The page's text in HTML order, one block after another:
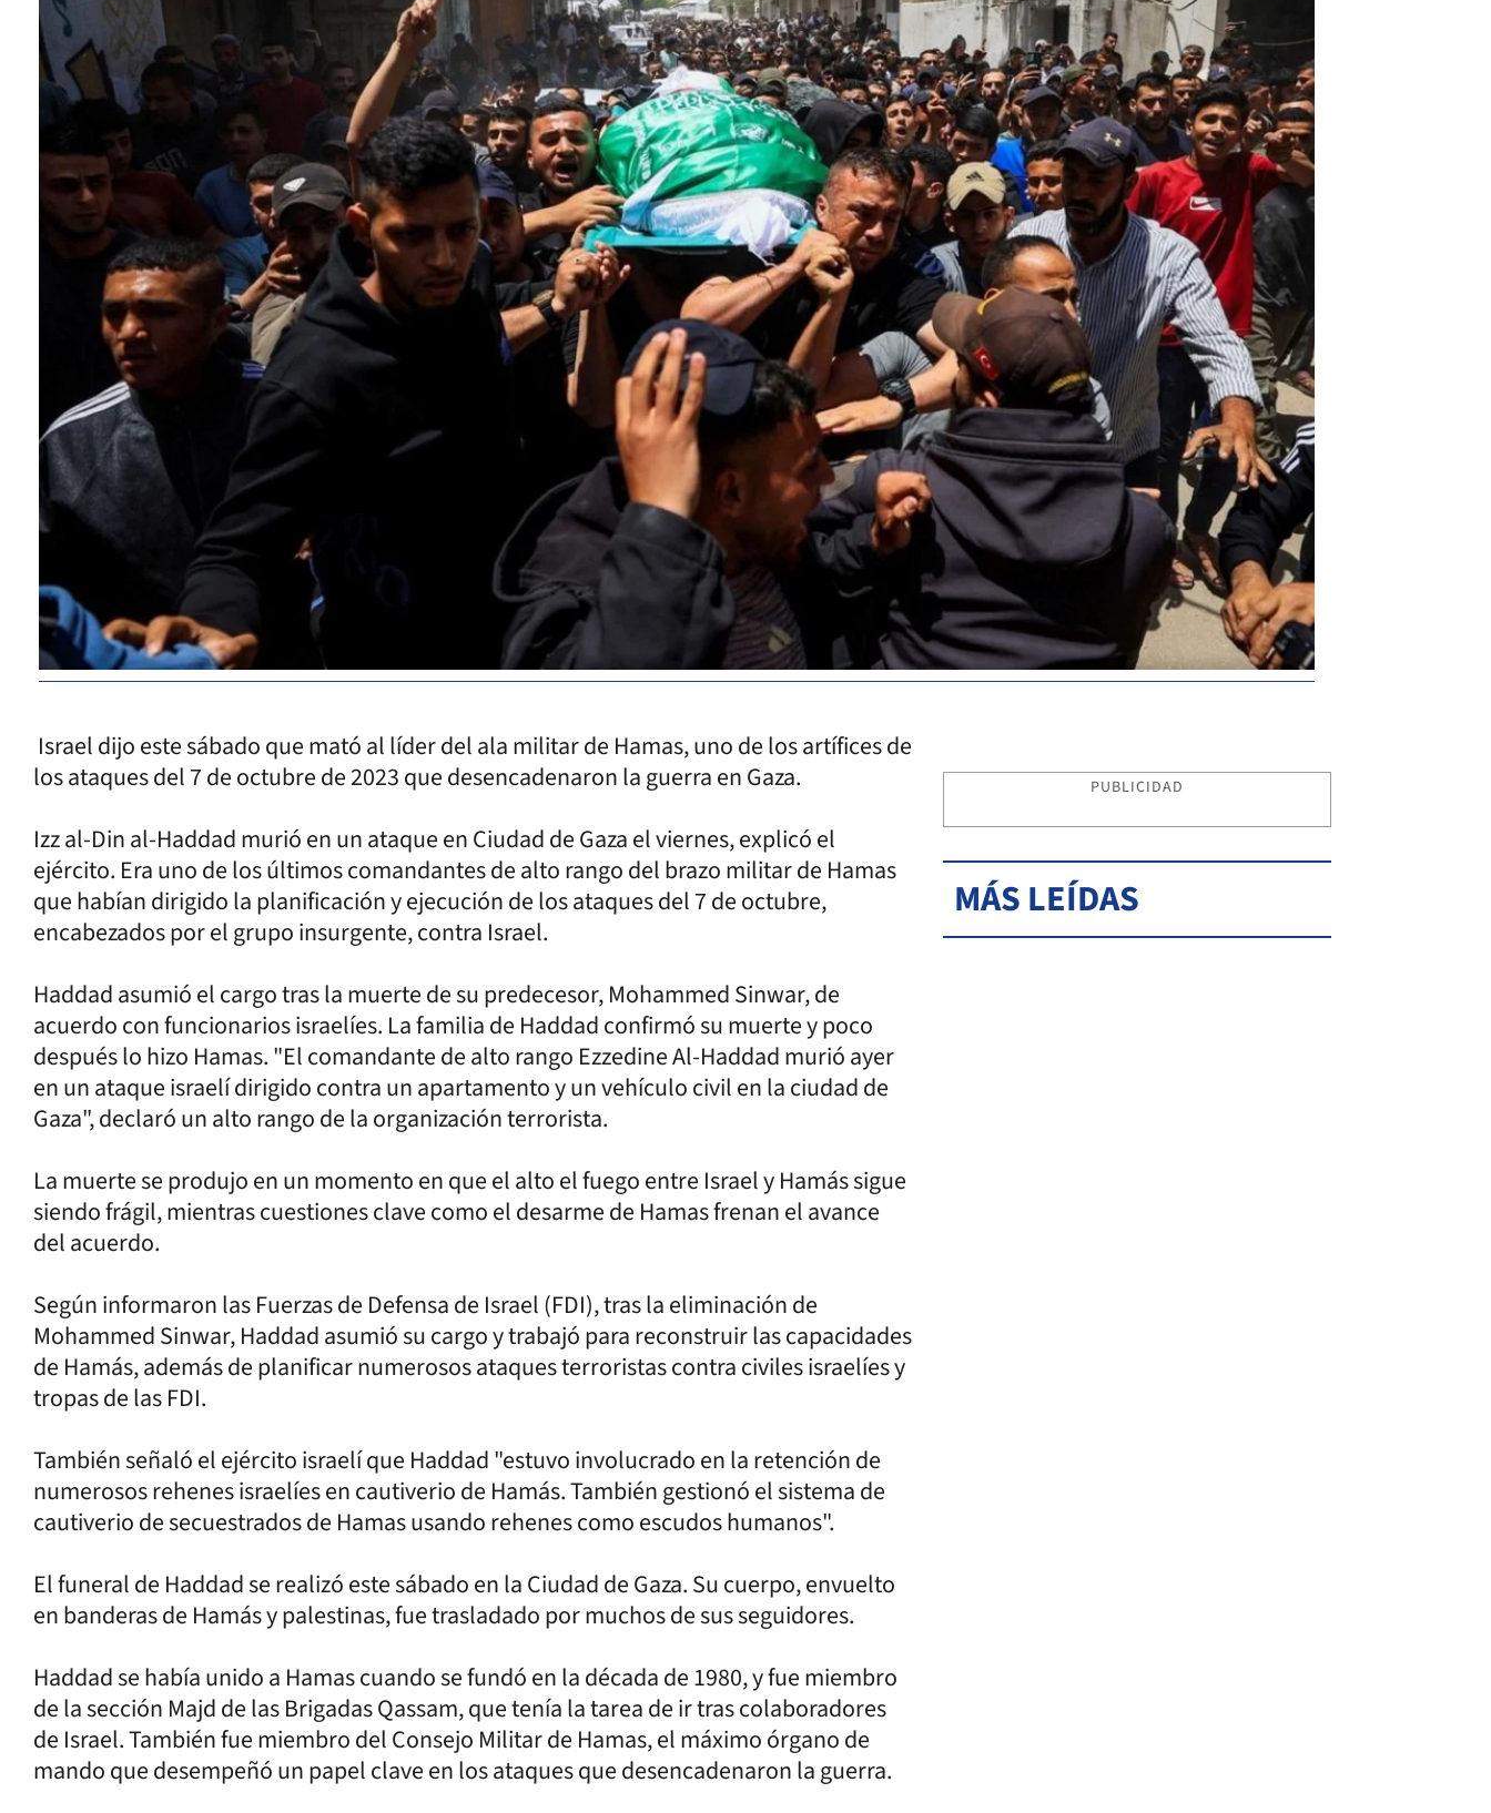
Israel dijo este sábado que mató al líder del ala militar de Hamas, uno de los artífices de
los ataques del 7 de octubre de 2023 que desencadenaron la guerra en Gaza.
Izz al-Din al-Haddad murió en un ataque en Ciudad de Gaza el viernes, explicó el
ejército. Era uno de los últimos comandantes de alto rango del brazo militar de Hamas
que habían dirigido la planificación y ejecución de los ataques del 7 de octubre,
encabezados por el grupo insurgente, contra Israel.
Haddad asumió el cargo tras la muerte de su predecesor, Mohammed Sinwar, de
acuerdo con funcionarios israelíes. La familia de Haddad confirmó su muerte y poco
después lo hizo Hamas. "El comandante de alto rango Ezzedine Al-Haddad murió ayer
en un ataque israelí dirigido contra un apartamento y un vehículo civil en la ciudad de
Gaza", declaró un alto rango de la organización terrorista.
La muerte se produjo en un momento en que el alto el fuego entre Israel y Hamás sigue
siendo frágil, mientras cuestiones clave como el desarme de Hamas frenan el avance
del acuerdo.
Según informaron las Fuerzas de Defensa de Israel (FDI), tras la eliminación de
Mohammed Sinwar, Haddad asumió su cargo y trabajó para reconstruir las capacidades
de Hamás, además de planificar numerosos ataques terroristas contra civiles israelíes y
tropas de las FDI.
También señaló el ejército israelí que Haddad "estuvo involucrado en la retención de
numerosos rehenes israelíes en cautiverio de Hamás. También gestionó el sistema de
cautiverio de secuestrados de Hamas usando rehenes como escudos humanos".
El funeral de Haddad se realizó este sábado en la Ciudad de Gaza. Su cuerpo, envuelto
en banderas de Hamás y palestinas, fue trasladado por muchos de sus seguidores.
Haddad se había unido a Hamas cuando se fundó en la década de 1980, y fue miembro
de la sección Majd de las Brigadas Qassam, que tenía la tarea de ir tras colaboradores
de Israel. También fue miembro del Consejo Militar de Hamas, el máximo órgano de
mando que desempeñó un papel clave en los ataques que desencadenaron la guerra.
PUBLICIDAD
MÁS LEÍDAS